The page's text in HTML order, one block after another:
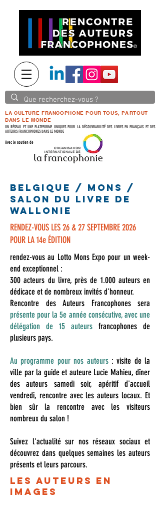
LA CULTURE FRANCOPHONE POUR TOUS, PARTOUT
DANS LE MONDE
UN RÉSEAU ET UNE PLATEFORME UNIQUES POUR LA DÉCOUVRABILITÉ DES LIVRES EN FRANÇAIS ET DES
AUTEURS FRANCOPHONES DANS LE MONDE
Avec le soutien de
BELGIQUE / MONS /
SALON DU LIVRE DE
WALLONIE
RENDEZ-VOUS LES 26 & 27 SEPTEMBRE 2026
POUR LA 14e ÉDITION
rendez-vous au Lotto Mons Expo pour un week-
end exceptionnel :
300 acteurs du livre, près de 1.000 auteurs en
dédicace et de nombreux invités d'honneur.
Rencontre des Auteurs Francophones sera
présente pour la 5e année consécutive, avec une
délégation de 15 auteurs francophones de
plusieurs pays.
Au programme pour nos auteurs: visite de la
ville par la guide et auteure Lucie Mahieu, dîner
des auteurs samedi soir, apéritif d'accueil
vendredi, rencontre avec les auteurs locaux. Et
bien sûr la rencontre avec les visiteurs
nombreux du salon !
Suivez l'actualité sur nos réseaux sociaux et
découvrez dans quelques semaines les auteurs
présents et leurs parcours.
LES AUTEURS EN
IMAGES